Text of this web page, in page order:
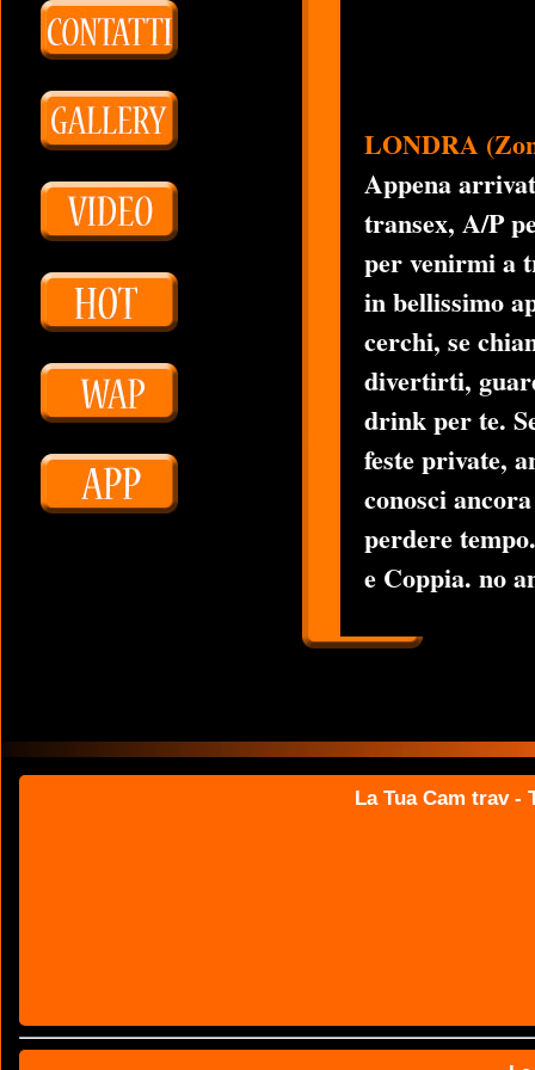
LONDRA
Appena
transex, A/P
per venirmi a
in bellissimo
cerchi, se
divertirti,
drink per te.
feste private,
conosci
perdere
e Coppia. no
La Tua Cam trav -